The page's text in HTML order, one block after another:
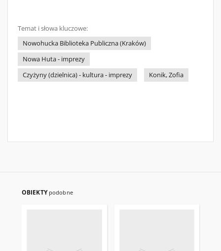
Temat i słowa kluczowe:
Nowohucka Biblioteka Publiczna (Kraków)
Nowa Huta - imprezy
Czyżyny (dzielnica) - kultura - imprezy
Konik, Zofia
OBIEKTY podobne